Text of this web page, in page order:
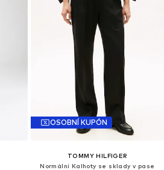
OSOBNÍ KUPÓN
TOMMY HILFIGER
Normální Kalhoty se sklady v pase